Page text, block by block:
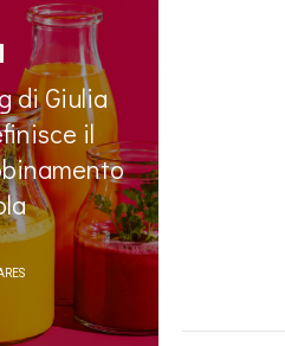
di Giulia
il